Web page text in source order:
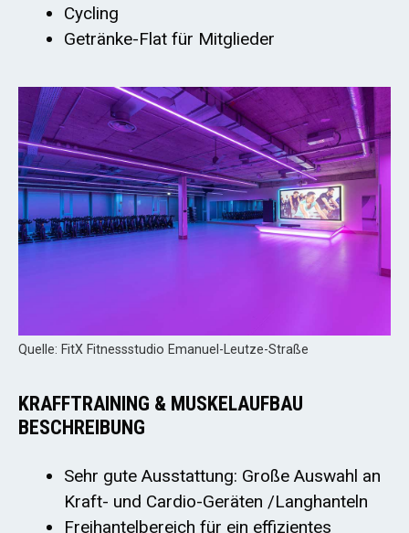
Cycling
Getränke-Flat für Mitglieder
Quelle: FitX Fitnessstudio Emanuel-Leutze-Straße
KRAFFTRAINING & MUSKELAUFBAU
BESCHREIBUNG
Sehr gute Ausstattung: Große Auswahl an
Kraft- und Cardio-Geräten /Langhanteln
Freihantelbereich für ein effizientes